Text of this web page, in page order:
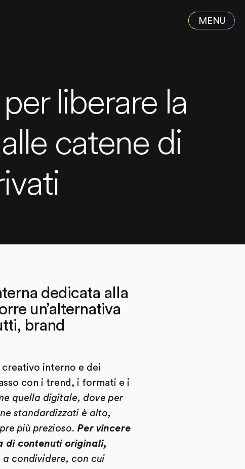
liberare la
catene di
dedicata alla
un’alternativa
brand
interno e dei
con i trend, i formati e i
quella digitale, dove per
standardizzati è alto,
più prezioso. Per vincere
di contenuti originali,
a condividere, con cui